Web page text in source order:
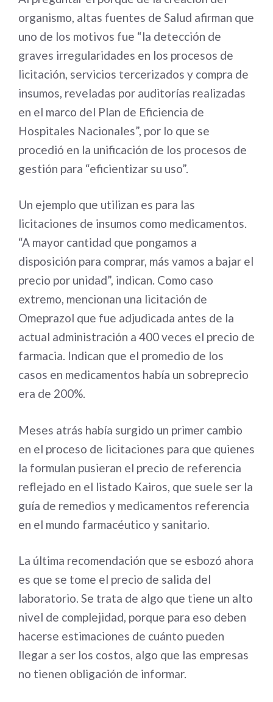
organismo, altas fuentes de Salud afirman que
uno de los motivos fue “la detección de
graves irregularidades en los procesos de
licitación, servicios tercerizados y compra de
insumos, reveladas por auditorías realizadas
en el marco del Plan de Eficiencia de
Hospitales Nacionales”, por lo que se
procedió en la unificación de los procesos de
gestión para “eficientizar su uso”.
Un ejemplo que utilizan es para las
licitaciones de insumos como medicamentos.
“A mayor cantidad que pongamos a
disposición para comprar, más vamos a bajar el
precio por unidad”, indican. Como caso
extremo, mencionan una licitación de
Omeprazol que fue adjudicada antes de la
actual administración a 400 veces el precio de
farmacia. Indican que el promedio de los
casos en medicamentos había un sobreprecio
era de 200%.
Meses atrás había surgido un primer cambio
en el proceso de licitaciones para que quienes
la formulan pusieran el precio de referencia
reflejado en el listado Kairos, que suele ser la
guía de remedios y medicamentos referencia
en el mundo farmacéutico y sanitario.
La última recomendación que se esbozó ahora
es que se tome el precio de salida del
laboratorio. Se trata de algo que tiene un alto
nivel de complejidad, porque para eso deben
hacerse estimaciones de cuánto pueden
llegar a ser los costos, algo que las empresas
no tienen obligación de informar.